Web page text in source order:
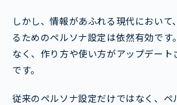
しかし、情報があふれる現代において
るためのペルソナ設定は依然有効です
なく、作り方や使い方がアップデート
です。
従来のペルソナ設定だけではなく、ペ